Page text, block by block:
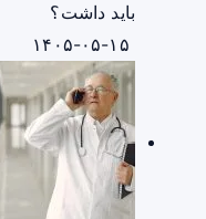
باید داشت؟